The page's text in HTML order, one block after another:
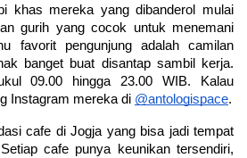
khas mereka yang dibanderol mulai
gurih yang cocok untuk menemani
favorit pengunjung adalah camilan
banget buat disantap sambil kerja.
09.00 hingga 23.00 WIB. Kalau
Instagram mereka di @antologispace.
cafe di Jogja yang bisa jadi tempat
cafe punya keunikan tersendiri,